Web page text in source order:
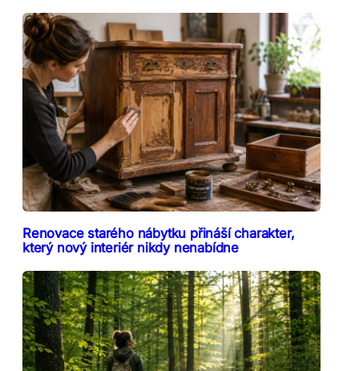
Renovace starého nábytku přináší charakter,
který nový interiér nikdy nenabídne